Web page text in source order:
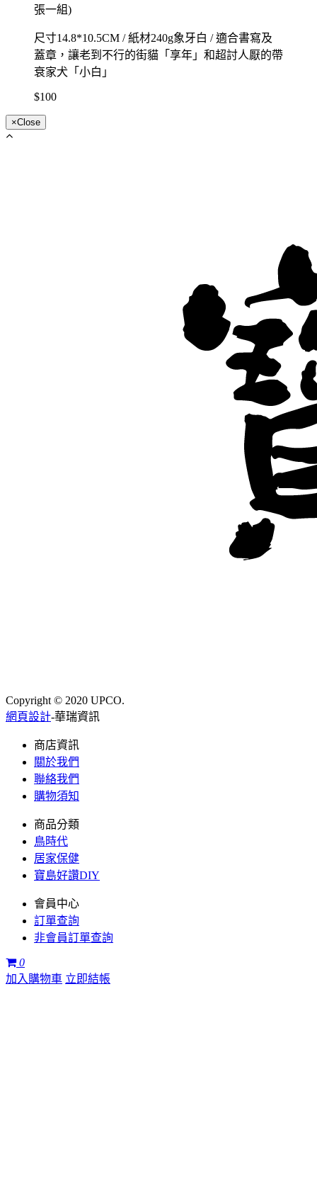
張一組)
尺寸14.8*10.5CM / 紙材240g象牙白 / 適合書寫及
蓋章，讓老到不行的街貓「享年」和超討人厭的帶
衰家犬「小白」
$100
×Close
Copyright © 2020 UPCO.
網頁設計-華瑞資訊
商店資訊
關於我們
聯絡我們
購物須知
商品分類
鳥時代
居家保健
寶島好讚DIY
會員中心
訂單查詢
非會員訂單查詢
0
加入購物車 立即結帳